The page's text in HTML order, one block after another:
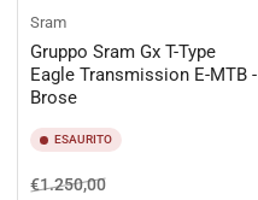
Sram
Gruppo Sram Gx T-Type
Eagle Transmission E-MTB -
Brose
ESAURITO
Prezzo
€1.250,00Prezzo